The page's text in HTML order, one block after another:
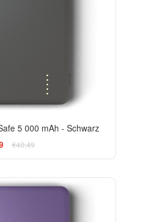
5 000 mAh - Schwarz
€40,49